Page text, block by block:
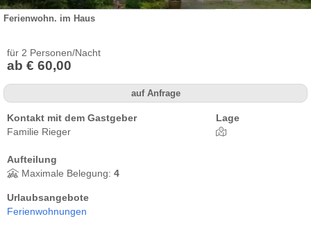
Ferienwohn. im Haus
für 2 Personen/Nacht
ab € 60,00
auf Anfrage
Kontakt mit dem Gastgeber
Familie Rieger
Lage
Aufteilung
Maximale Belegung: 4
Urlaubsangebote
Ferienwohnungen